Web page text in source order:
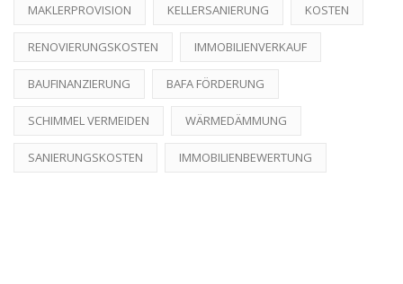
MAKLERPROVISION KELLERSANIERUNG KOSTEN
RENOVIERUNGSKOSTEN IMMOBILIENVERKAUF
BAUFINANZIERUNG BAFA FÖRDERUNG
SCHIMMEL VERMEIDEN WÄRMEDÄMMUNG
SANIERUNGSKOSTEN IMMOBILIENBEWERTUNG